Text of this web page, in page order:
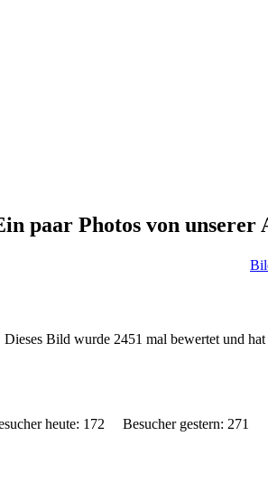
paar Photos von unserer
Dieses Bild wurde 2451 mal bewertet und
heute: 172 Besucher gestern: